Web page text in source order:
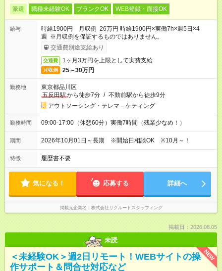
派遣 職種未経験OK ブランクOK WEB登録・面接OK
給与
時給1900円 月収例 26万円 時給1900円×実働7h×週5日×4
週 ※月収例を保証するものではありません。
交通費別途支給あり
交通費 1ヶ月3万円を上限として実費支給
月収例 25～30万円
勤務地
東京都品川区
五反田駅から徒歩7分 / 不動前駅から徒歩9分
アウトソーシング・テレマ－ケティング
勤務時間 09:00-17:00（休憩60分）実働7時間（残業少なめ！）
期間 2026年10月01日～長期 ※開始日相談OK ※10月～！
特徴 履歴書不要
気になる！ 応募する 詳細へ
掲載元企業名 株式会社リクルートスタッフィング
掲載日：2026.08.05
未読
NEW
＜未経験OK＞週2日リモート！WEBサイトの操
作サポート＆問合せ対応など